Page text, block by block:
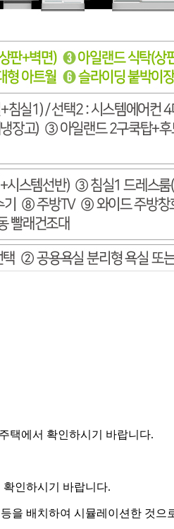
택에서 확인하시기 바랍니다.
인하시기 바랍니다.
배치하여 시뮬레이션한 것